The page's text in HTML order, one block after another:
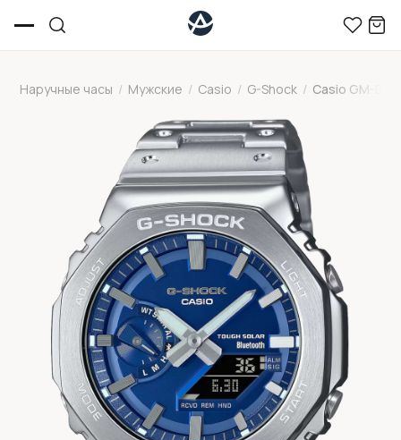
Наручные часы / Мужские / Casio / G-Shock / Casio GM-